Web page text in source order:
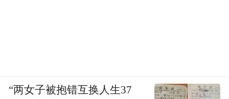
“两女子被抱错互换人生37